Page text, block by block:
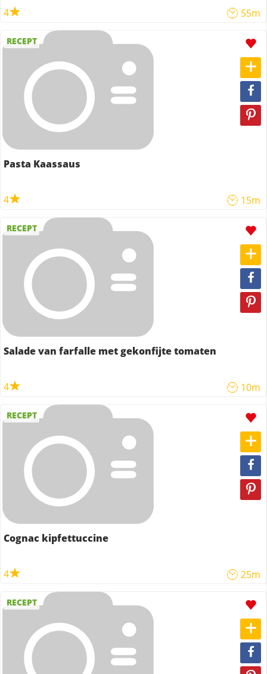
4 55m
RECEPT
Pasta Kaassaus
4 15m
RECEPT
Salade van farfalle met gekonfijte tomaten
4 10m
RECEPT
Cognac kipfettuccine
4 25m
RECEPT